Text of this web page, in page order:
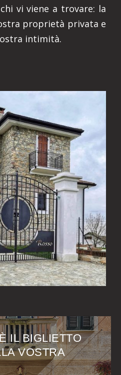
vi viene a trovare: la
proprietà privata e
intimità.
IL BIGLIETTO
VOSTRA